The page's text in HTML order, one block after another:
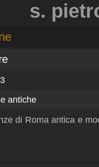
s.
antiche
di Roma antica e